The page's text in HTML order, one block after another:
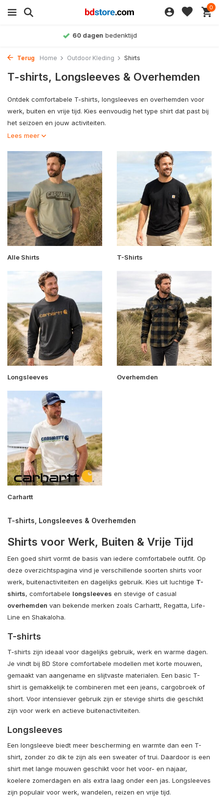
0
Achteraf betalenmogelijk
Terug Home Outdoor Kleding Shirts
T-shirts, Longsleeves & Overhemden
Ontdek comfortabele T-shirts, longsleeves en overhemden voor
werk, buiten en vrije tijd. Kies eenvoudig het type shirt dat past bij
het seizoen en jouw activiteiten.
Lees meer
Alle Shirts T-Shirts
Longsleeves Overhemden
Carhartt
T-shirts, Longsleeves & Overhemden
Shirts voor Werk, Buiten & Vrije Tijd
Een goed shirt vormt de basis van iedere comfortabele outfit. Op
deze overzichtspagina vind je verschillende soorten shirts voor
werk, buitenactiviteiten en dagelijks gebruik. Kies uit luchtige T-
shirts, comfortabele longsleeves en stevige of casual
overhemden van bekende merken zoals Carhartt, Regatta, Life-
Line en Shakaloha.
T-shirts
T-shirts zijn ideaal voor dagelijks gebruik, werk en warme dagen.
Je vindt bij BD Store comfortabele modellen met korte mouwen,
gemaakt van aangename en slijtvaste materialen. Een basic T-
shirt is gemakkelijk te combineren met een jeans, cargobroek of
short. Voor intensiever gebruik zijn er stevige shirts die geschikt
zijn voor werk en actieve buitenactiviteiten.
Longsleeves
Een longsleeve biedt meer bescherming en warmte dan een T-
shirt, zonder zo dik te zijn als een sweater of trui. Daardoor is een
shirt met lange mouwen geschikt voor het voor- en najaar,
koelere zomerdagen en als extra laag onder een jas. Longsleeves
zijn populair voor werk, wandelen, reizen en vrije tijd.